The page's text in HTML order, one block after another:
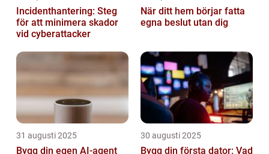
Incidenthantering: Steg
för att minimera skador
vid cyberattacker
När ditt hem börjar fatta
egna beslut utan dig
31 augusti 2025
Bygg din egen AI-agent
30 augusti 2025
Bygg din första dator: Vad